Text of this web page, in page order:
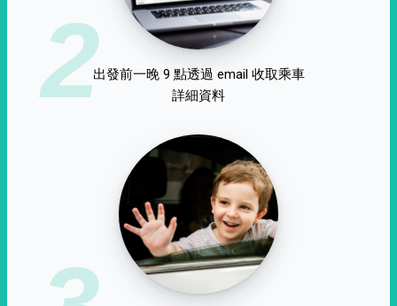
2出發前一晚 9 點透過 email 收取乘車
詳細資料